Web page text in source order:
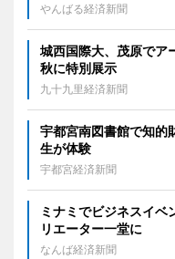
やんばる経済新聞
城西国際大、茂原で
秋に特別展示
九十九里経済新聞
宇都宮南図書館で知
生が体験
宇都宮経済新聞
ミナミでビジネスイ
リエーター一堂に
なんば経済新聞